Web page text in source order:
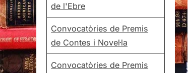
de l'Ebre
Convocatòries de Premis
de Contes i Novel·la
Convocatòries de Premis